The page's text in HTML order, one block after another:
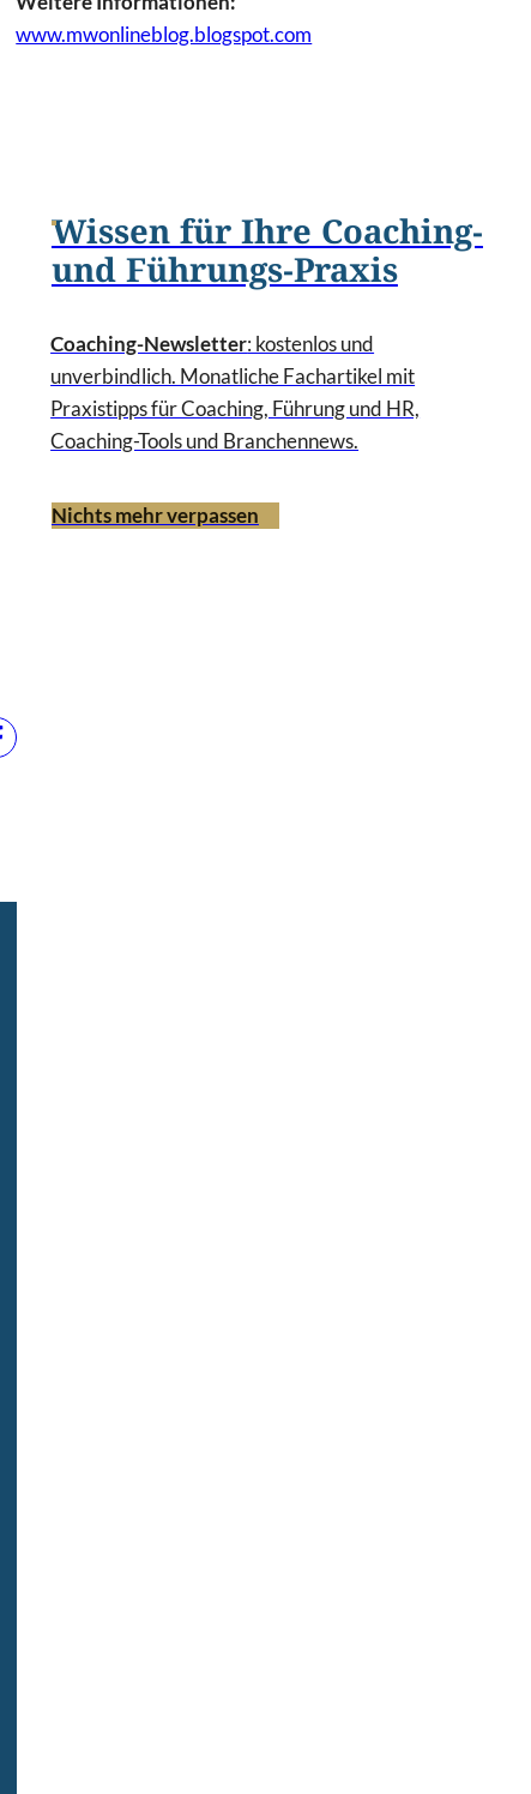
www.mwonlineblog.blogspot.com
Wissen für Ihre Coaching-
und Führungs-Praxis
Coaching-Newsletter: kostenlos und
unverbindlich. Monatliche Fachartikel mit
Praxistipps für Coaching, Führung und HR,
Coaching-Tools und Branchennews.
Nichts mehr verpassen